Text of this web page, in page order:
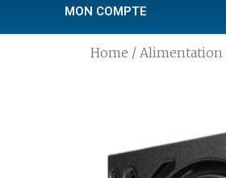
MON COMPTE
Home / Alimentation